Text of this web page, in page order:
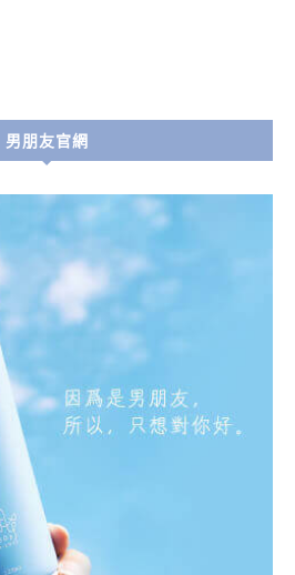
男朋友官網